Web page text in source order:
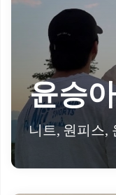
윤승
니트, 원피스,